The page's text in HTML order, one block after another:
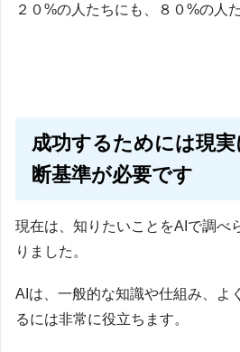
２０%の人たちにも、８０%の人
成功するためには現実
断基準が必要です
現在は、知りたいことをAIで調べ
りました。
AIは、一般的な知識や仕組み、よ
るには非常に役立ちます。